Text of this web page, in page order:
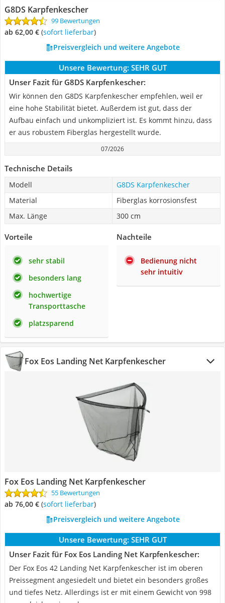
G8DS Karpfenkescher
99 Bewertungen
ab 62,00 € ( Sofort lieferbar)
Preisvergleich und weitere Angebote
Unsere Bewertung: SEHR GUT
Unser Fazit für G8DS Karpfenkescher:
Wir können den G8DS Karpfenkescher empfehlen, weil er
eine hohe Stabilität bietet. Außerdem ist gut, dass der
Aufbau einfach und unkompliziert ist. Es kommt hinzu, dass
er aus robustem Fiberglas hergestellt wurde.
07/2026
Technische Details
Modell
G8DS Karpfenkescher
Material
Fiberglas korrosionsfest
Max. Länge
300 cm
Vorteile
sehr stabil
besonders lang
hochwertige
Transporttasche
platzsparend
Nachteile
Bedienung nicht
sehr intuitiv
Fox Eos Landing Net Karpfenkescher
Fox Eos Landing Net Karpfenkescher
55 Bewertungen
ab 76,00 € ( Sofort lieferbar)
Preisvergleich und weitere Angebote
Unsere Bewertung: SEHR GUT
Unser Fazit für Fox Eos Landing Net Karpfenkescher:
Der Fox Eos 42 Landing Net Karpfenkescher ist im oberen
Preissegment angesiedelt und bietet ein besonders großes
und tiefes Netz. Allerdings ist er mit einem Gewicht von 998